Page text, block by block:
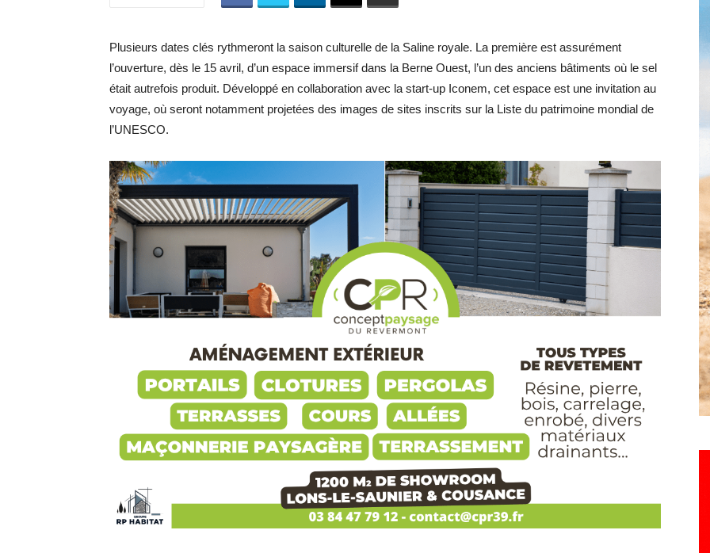
Plusieurs dates clés rythmeront la saison culturelle de la Saline royale. La première est assurément
l’ouverture, dès le 15 avril, d’un espace immersif dans la Berne Ouest, l’un des anciens bâtiments où le sel
était autrefois produit. Développé en collaboration avec la start-up Iconem, cet espace est une invitation au
voyage, où seront notamment projetées des images de sites inscrits sur la Liste du patrimoine mondial de
l’UNESCO.